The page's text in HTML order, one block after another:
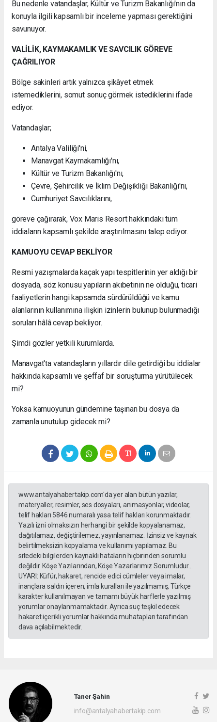
Bu nedenle vatandaşlar, Kültür ve Turizm Bakanlığı'nın da
konuyla ilgili kapsamlı bir inceleme yapması gerektiğini
savunuyor.
VALİLİK, KAYMAKAMLIK VE SAVCILIK GÖREVE
ÇAĞRILIYOR
Bölge sakinleri artık yalnızca şikâyet etmek
istemediklerini, somut sonuç görmek istediklerini ifade
ediyor.
Vatandaşlar;
Antalya Valiliği'ni,
Manavgat Kaymakamlığı'nı,
Kültür ve Turizm Bakanlığı'nı,
Çevre, Şehircilik ve İklim Değişikliği Bakanlığı'nı,
Cumhuriyet Savcılıklarını,
göreve çağırarak, Vox Maris Resort hakkındaki tüm
iddiaların kapsamlı şekilde araştırılmasını talep ediyor.
KAMUOYU CEVAP BEKLİYOR
Resmi yazışmalarda kaçak yapı tespitlerinin yer aldığı bir
dosyada, söz konusu yapıların akıbetinin ne olduğu, ticari
faaliyetlerin hangi kapsamda sürdürüldüğü ve kamu
alanlarının kullanımına ilişkin izinlerin bulunup bulunmadığı
soruları hâlâ cevap bekliyor.
Şimdi gözler yetkili kurumlarda.
Manavgat'ta vatandaşların yıllardır dile getirdiği bu iddialar
hakkında kapsamlı ve şeffaf bir soruşturma yürütülecek
mi?
Yoksa kamuoyunun gündemine taşınan bu dosya da
zamanla unutulup gidecek mi?
www.antalyahabertakip.com'da yer alan bütün yazılar,
materyaller, resimler, ses dosyaları, animasyonlar, videolar,
telif hakları 5846 numaralı yasa telif hakları korunmaktadır.
Yazılı izni olmaksızın herhangi bir şekilde kopyalanamaz,
dağıtılamaz, değiştirilemez, yayınlanamaz. İzinsiz ve kaynak
belirtilmeksizin kopyalama ve kullanımı yapılamaz. Bu
sitedeki bilgilerden kaynaklı hataların hiçbirinden sorumlu
değildir. Köşe Yazılarından, Köşe Yazarlarımız Sorumludur...
UYARI: Küfür, hakaret, rencide edici cümleler veya imalar,
inançlara saldırı içeren, imla kuralları ile yazılmamış, Türkçe
karakter kullanılmayan ve tamamı büyük harflerle yazılmış
yorumlar onaylanmamaktadır. Ayrıca suç teşkil edecek
hakaret içerikli yorumlar hakkında muhatapları tarafından
dava açılabilmektedir.
Taner Şahin
info@antalyahabertakip.com